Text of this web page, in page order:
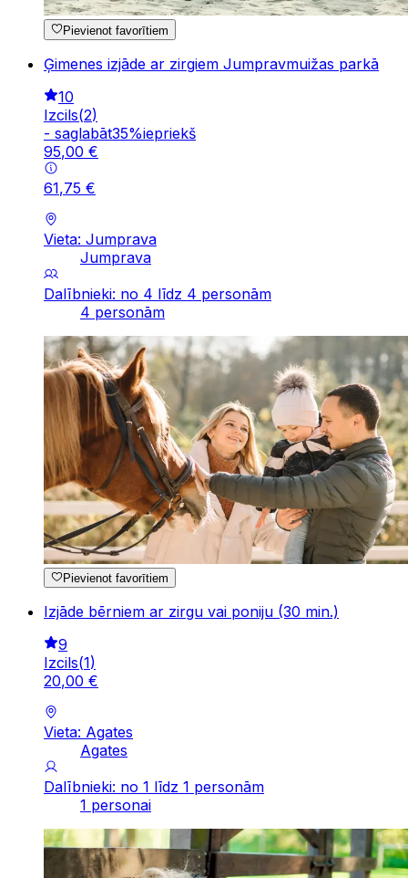
Pievienot favorītiem
Ģimenes izjāde ar zirgiem Jumpravmuižas parkā
10
Izcils(2)
- saglabāt35%iepriekš
95,00 €
61,75 €
Vieta: Jumprava
Jumprava
Dalībnieki: no 4 līdz 4 personām
4 personām
Pievienot favorītiem
Izjāde bērniem ar zirgu vai poniju (30 min.)
9
Izcils(1)
20,00 €
Vieta: Agates
Agates
Dalībnieki: no 1 līdz 1 personām
1 personai